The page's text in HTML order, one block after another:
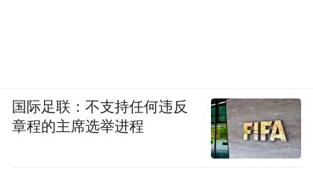
国际足联：不支持任何违反
章程的主席选举进程